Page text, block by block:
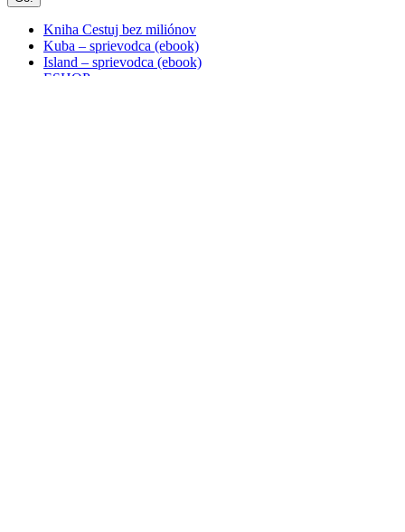
Kniha Cestuj bez miliónov
Kuba – sprievodca (ebook)
Island – sprievodca (ebook)
ESHOP